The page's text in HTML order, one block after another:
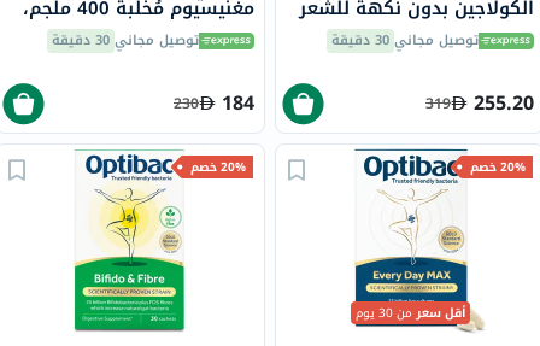
الكولاجين بدون نكهة للشعر
والبشرة والأظافر 567 جرام
توصيل مجاني30 دقيقة
255.20
319
مغنيسيوم مُخلَّبة 400 ملجم،
90 قطعة B0258 توصيل مجاني30 دقيقة
184
230
20% خصم
أقل سعرمن 30 يوم
20% خصم